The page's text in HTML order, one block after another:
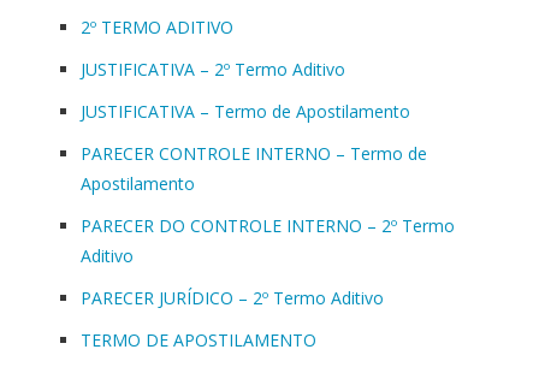
2º TERMO ADITIVO
JUSTIFICATIVA – 2º Termo Aditivo
JUSTIFICATIVA – Termo de Apostilamento
PARECER CONTROLE INTERNO – Termo de
Apostilamento
PARECER DO CONTROLE INTERNO – 2º Termo
Aditivo
PARECER JURÍDICO – 2º Termo Aditivo
TERMO DE APOSTILAMENTO